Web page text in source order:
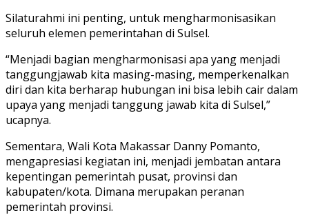
Silaturahmi ini penting, untuk mengharmonisasikan
seluruh elemen pemerintahan di Sulsel.
“Menjadi bagian mengharmonisasi apa yang menjadi
tanggungjawab kita masing-masing, memperkenalkan
diri dan kita berharap hubungan ini bisa lebih cair dalam
upaya yang menjadi tanggung jawab kita di Sulsel,”
ucapnya.
Sementara, Wali Kota Makassar Danny Pomanto,
mengapresiasi kegiatan ini, menjadi jembatan antara
kepentingan pemerintah pusat, provinsi dan
kabupaten/kota. Dimana merupakan peranan
pemerintah provinsi.